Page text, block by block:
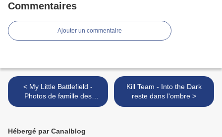
Commentaires
Ajouter un commentaire
< My Little Battlefield -
Photos de famille des
Tyranides et des Squats
Kill Team - Into the Dark
reste dans l'ombre >
Hébergé par Canalblog